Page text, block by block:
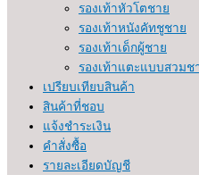
รองเท้าหัวโตชาย
รองเท้าหนังคัทชูชาย
รองเท้าเด็กผู้ชาย
รองเท้าแตะแบบสวมช
เปรียบเทียบสินค้า
สินค้าที่ชอบ
แจ้งชำระเงิน
คำสั่งซื้อ
รายละเอียดบัญชี